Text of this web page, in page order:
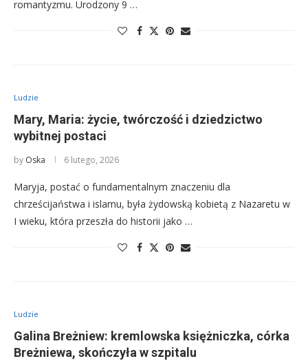
romantyzmu. Urodzony 9 …
Ludzie
Mary, Maria: życie, twórczość i dziedzictwo
wybitnej postaci
by Oska 6 lutego, 2026
Maryja, postać o fundamentalnym znaczeniu dla
chrześcijaństwa i islamu, była żydowską kobietą z Nazaretu w
I wieku, która przeszła do historii jako …
Ludzie
Galina Breżniew: kremlowska księżniczka, córka
Breżniewa, skończyła w szpitalu